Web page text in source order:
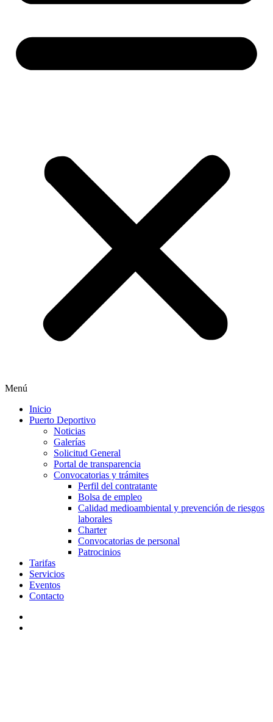
Menú
Inicio
Puerto Deportivo
Noticias
Galerías
Solicitud General
Portal de transparencia
Convocatorias y trámites
Perfil del contratante
Bolsa de empleo
Calidad medioambiental y prevención de riesgos
laborales
Charter
Convocatorias de personal
Patrocinios
Tarifas
Servicios
Eventos
Contacto